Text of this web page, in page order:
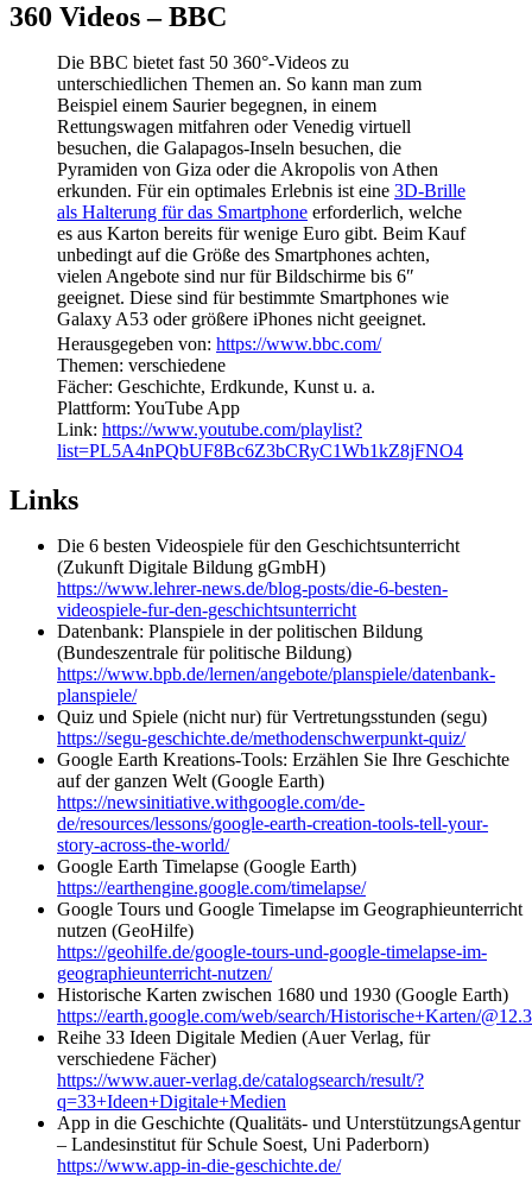
360 Videos – BBC
Die BBC bietet fast 50 360°-Videos zu
unterschiedlichen Themen an. So kann man zum
Beispiel einem Saurier begegnen, in einem
Rettungswagen mitfahren oder Venedig virtuell
besuchen, die Galapagos-Inseln besuchen, die
Pyramiden von Giza oder die Akropolis von Athen
erkunden. Für ein optimales Erlebnis ist eine 3D-Brille
als Halterung für das Smartphone erforderlich, welche
es aus Karton bereits für wenige Euro gibt. Beim Kauf
unbedingt auf die Größe des Smartphones achten,
vielen Angebote sind nur für Bildschirme bis 6″
geeignet. Diese sind für bestimmte Smartphones wie
Galaxy A53 oder größere iPhones nicht geeignet.
Herausgegeben von: https://www.bbc.com/
Themen: verschiedene
Fächer: Geschichte, Erdkunde, Kunst u. a.
Plattform: YouTube App
Link: https://www.youtube.com/playlist?
list=PL5A4nPQbUF8Bc6Z3bCRyC1Wb1kZ8jFNO4
Links
Die 6 besten Videospiele für den Geschichtsunterricht
(Zukunft Digitale Bildung gGmbH)
https://www.lehrer-news.de/blog-posts/die-6-besten-
videospiele-fur-den-geschichtsunterricht
Datenbank: Planspiele in der politischen Bildung
(Bundeszentrale für politische Bildung)
https://www.bpb.de/lernen/angebote/planspiele/datenbank-
planspiele/
Quiz und Spiele (nicht nur) für Vertretungsstunden (segu)
https://segu-geschichte.de/methodenschwerpunkt-quiz/
Google Earth Kreations-Tools: Erzählen Sie Ihre Geschichte
auf der ganzen Welt (Google Earth)
https://newsinitiative.withgoogle.com/de-
de/resources/lessons/google-earth-creation-tools-tell-your-
story-across-the-world/
Google Earth Timelapse (Google Earth)
https://earthengine.google.com/timelapse/
Google Tours und Google Timelapse im Geographieunterricht
nutzen (GeoHilfe)
https://geohilfe.de/google-tours-und-google-timelapse-im-
geographieunterricht-nutzen/
Historische Karten zwischen 1680 und 1930 (Google Earth)
https://earth.google.com/web/search/Historische+Karten/
Reihe 33 Ideen Digitale Medien (Auer Verlag, für
verschiedene Fächer)
https://www.auer-verlag.de/catalogsearch/result/?
q=33+Ideen+Digitale+Medien
App in die Geschichte (Qualitäts- und UnterstützungsAgentur
– Landesinstitut für Schule Soest, Uni Paderborn)
https://www.app-in-die-geschichte.de/